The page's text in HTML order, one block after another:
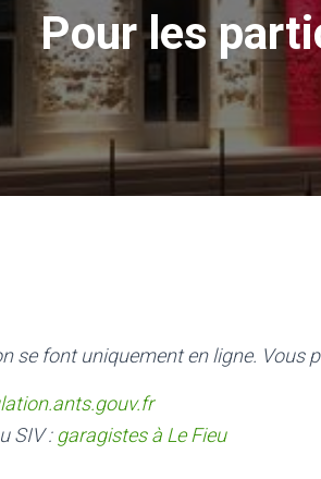
Pour les
se font uniquement en ligne. Vous
SIV : garagistes à Le Fieu